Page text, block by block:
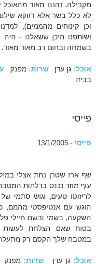
מקבילה. נהננו מאוד
לא כלל בשר אלא דווקא
וכן קינוחים מהממים),
ושותפנו היכן ששאלנו - היה
בשמחה ובחום רב מאוד מאוד.
אוכל: גן עדןשרות: מפנק
בבית
פייסי
פייסי - 13/1/2005
שף ארז שטרן נחת אצלי
עוף מוזר נכנס בדלתות
לריזוטו טעים, וגוש סתמי
הוגש עם אנטיפסטי מהמם,
השקעה, בשמי ובשם חיילי
בטוח שאם הצלחת לעשות
במטבח שלך הקסם רק מתעלה
אוכל: גן עדן שרות: